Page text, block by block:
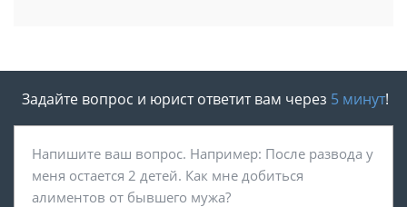
Задайте вопрос и юрист ответит вам через 5 минут!